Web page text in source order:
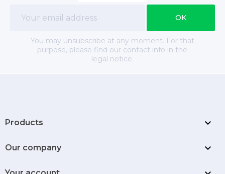
You may unsubscribe at any moment. For that
purpose, please find our contact info in the
legal notice.
Products 
Our company 